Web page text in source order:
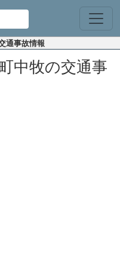
通事故情報
中牧の交通事